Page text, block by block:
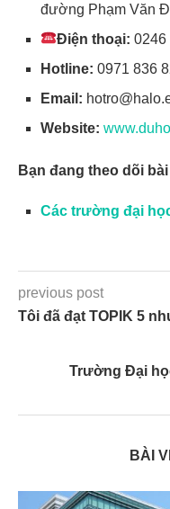
đường Phạm Văn
Điện thoại: 0246
Hotline: 0971 836
Email:
Website:
Bạn đang theo dõi
Các trường đại
previous post
Tôi đã đạt TOPIK 5
Trường Đại
BÀI